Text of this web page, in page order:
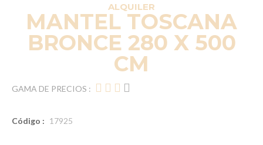
ALQUILER
MANTEL TOSCANA
BRONCE 280 X 500
CM
GAMA DE PRECIOS :
Código : 17925